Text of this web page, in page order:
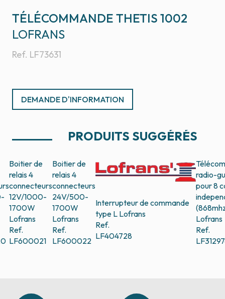
TÉLÉCOMMANDE THETIS 1002
Ref. LF73631
LOFRANS
DEMANDE D'INFORMATION
PRODUITS SUGGÉRÉS
Boitier de
relais 4
connecteurs
12V/1000-
1700W
Lofrans
Ref.
LF600021
Boitier de
relais 4
connecteurs
24V/500-
1700W
Lofrans
Ref.
LF600022
Interrupteur de commande
type L Lofrans
Ref.
LF404728
radio-
pour 8
Lofrans
Ref.